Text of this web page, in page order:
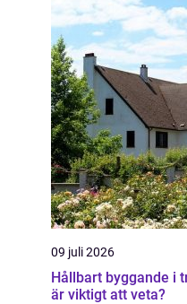
09 juli 2026
Hållbart byggande i
är viktigt att veta?